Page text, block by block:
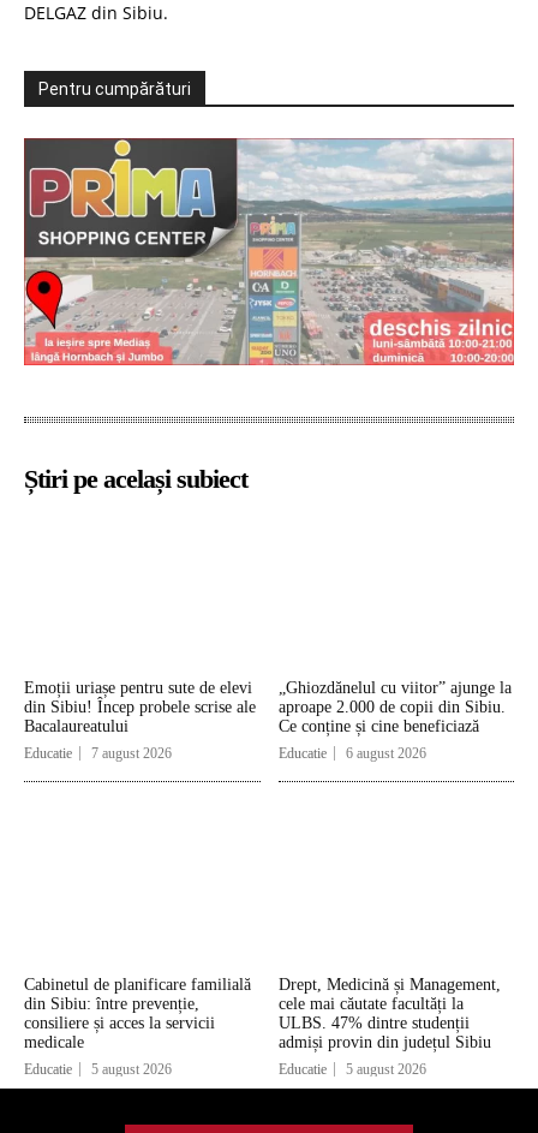
DELGAZ din Sibiu.
Pentru cumpărături
Știri pe același subiect
Emoții uriașe pentru sute de elevi
din Sibiu! Încep probele scrise ale
Bacalaureatului
Educatie 7 august 2026
„Ghiozdănelul cu viitor” ajunge la
aproape 2.000 de copii din Sibiu.
Ce conține și cine beneficiază
Educatie 6 august 2026
Cabinetul de planificare familială
din Sibiu: între prevenție,
consiliere și acces la servicii
medicale
Educatie 5 august 2026
Drept, Medicină și Management,
cele mai căutate facultăți la
ULBS. 47% dintre studenții
admiși provin din județul Sibiu
Educatie 5 august 2026